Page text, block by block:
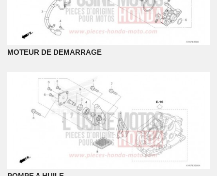
MOTEUR DE DEMARRAGE